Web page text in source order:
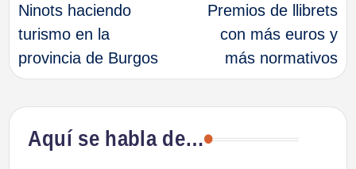
de
entradas
Ninots haciendo
turismo en la
provincia de Burgos
Premios de llibrets
con más euros y
más normativos
Aquí se habla de…